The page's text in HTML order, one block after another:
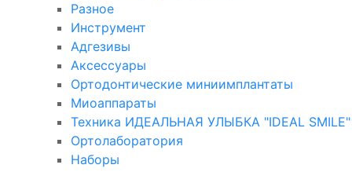
Разное
Инструмент
Адгезивы
Аксессуары
Ортодонтические миниимплантаты
Миоаппараты
Техника ИДЕАЛЬНАЯ УЛЫБКА "IDEAL SMILE"
Ортолаборатория
Наборы